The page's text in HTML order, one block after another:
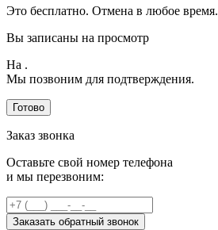
Это бесплатно. Отмена в любое время.
Вы записаны на просмотр
На .
Мы позвоним для подтверждения.
Готово
Заказ звонка
Оставьте свой номер телефона
и мы перезвоним:
Заказать обратный звонок